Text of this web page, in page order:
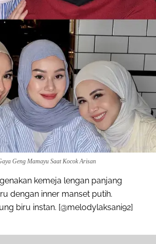
Geng Mamayu Saat Kocok Arisan
kemeja lengan panjang
dengan inner manset putih.
biru instan. [@melodylaksani92]